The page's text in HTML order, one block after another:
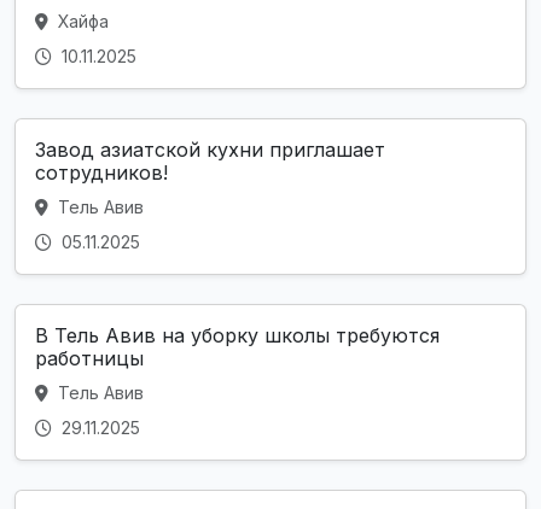
Хайфа
10.11.2025
Завод азиатской кухни приглашает
сотрудников!
Тель Авив
05.11.2025
В Тель Авив на уборку школы требуются
работницы
Тель Авив
29.11.2025